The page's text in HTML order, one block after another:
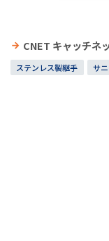
CNET キャッチネ
ステンレス製継手 サ